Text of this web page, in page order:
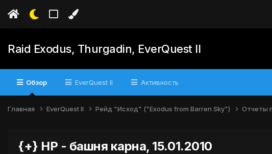
Raid Exodus, Thurgadin, EverQuest II
Обзор EverQuest II Активность
Главная EverQuest II Рейд "Исход" ("Exodus from Barren Sky") Отчеты
{+} НР - башня карна, 15.01.2010